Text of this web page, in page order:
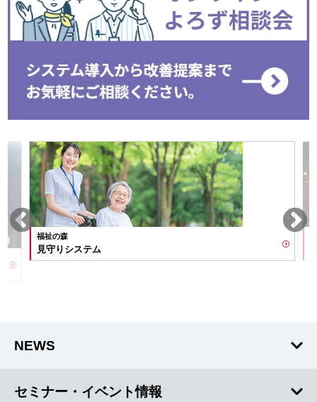
の森
りシステム 移行ソリュ
NEWS
セミナー・イベント情報